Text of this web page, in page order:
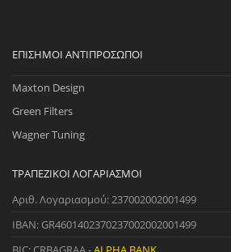
ΕΠΊΣΗΜΟΙ ΑΝΤΙΠΡΌΣΩΠΟΙ
Maxton Design
Green Filters
Wagner Tuning
ΤΡΑΠΕΖΙΚΟΊ ΛΟΓΑΡΙΑΣΜΟΊ
Αριθ. Λογαριασμού: 237002002001499
IBAN: GR4601402370237002002001499